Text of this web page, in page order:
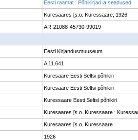
Eesti raamat : Põhikirjad ja seadused
Kuresaares [s.o. Kuressaare; 1926
AR-21088-45730-99019
Eesti Kirjandusmuuseum
A 11.641
Kuresaare Eesti Seltsi põhikiri
Kuresaare Eesti Seltsi põhikiri
Kuressaare Eesti Seltsi põhikiri
Kuresaares [s.o. Kuressaare :
Kuresaares [s.o. Kuressaare
1926